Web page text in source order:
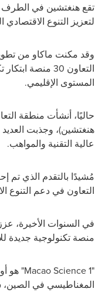
تقع هنغتشين في الطرف
لتعزيز التنوع
وقد مكنت ماكاو من
المستوى الإقليمي.
حاليًا، أنشأت منطقة
هنغتشين)، وجذبت
عالية التقنية والمواهب.
مُشيدًا بالتقدم الذي تم
التعاون في دعم التنوع
في السنوات الأخيرة،
منصة تكنولوجية جديدة
"
Macao Science 1" هو
المغناطيسي في